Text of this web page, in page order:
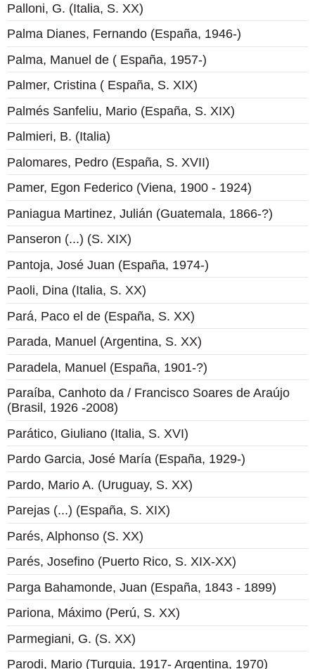
Palloni, G. (Italia, S. XX)
Palma Dianes, Fernando (España, 1946-)
Palma, Manuel de ( España, 1957-)
Palmer, Cristina ( España, S. XIX)
Palmés Sanfeliu, Mario (España, S. XIX)
Palmieri, B. (Italia)
Palomares, Pedro (España, S. XVII)
Pamer, Egon Federico (Viena, 1900 - 1924)
Paniagua Martinez, Julián (Guatemala, 1866-?)
Panseron (...) (S. XIX)
Pantoja, José Juan (España, 1974-)
Paoli, Dina (Italia, S. XX)
Pará, Paco el de (España, S. XX)
Parada, Manuel (Argentina, S. XX)
Paradela, Manuel (España, 1901-?)
Paraíba, Canhoto da / Francisco Soares de Araújo
(Brasil, 1926 -2008)
Parático, Giuliano (Italia, S. XVI)
Pardo Garcia, José María (España, 1929-)
Pardo, Mario A. (Uruguay, S. XX)
Parejas (...) (España, S. XIX)
Parés, Alphonso (S. XX)
Parés, Josefino (Puerto Rico, S. XIX-XX)
Parga Bahamonde, Juan (España, 1843 - 1899)
Pariona, Máximo (Perú, S. XX)
Parmegiani, G. (S. XX)
Parodi, Mario (Turquia, 1917- Argentina, 1970)